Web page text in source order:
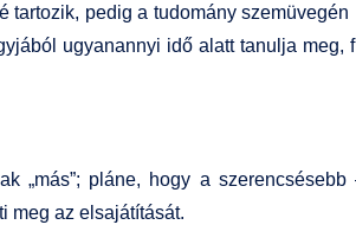
pedig a tudomány
ugyanannyi idő alatt tanulja
„más”; pláne, hogy a
meg az elsajátítását.